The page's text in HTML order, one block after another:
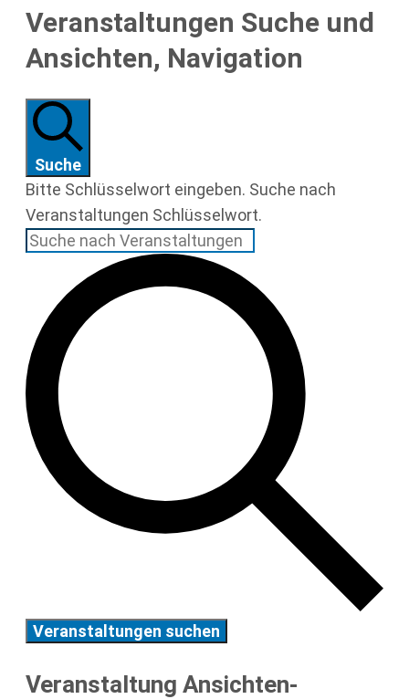
Veranstaltungen
für
1.
Juli
2025
Veranstaltungen Suche und
Ansichten, Navigation
Suche
Bitte Schlüsselwort eingeben. Suche nach
Veranstaltungen Schlüsselwort.
Veranstaltungen suchen
Veranstaltung Ansichten-